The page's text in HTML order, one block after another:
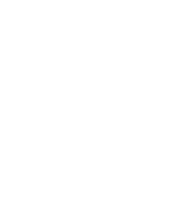
este momento.)